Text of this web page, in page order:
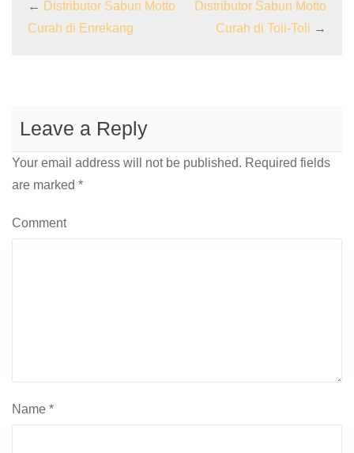
← Distributor Sabun Motto
Curah di Enrekang
Distributor Sabun Motto
Curah di Toli-Toli →
Leave a Reply
Your email address will not be published. Required fields
are marked *
Comment
Name *